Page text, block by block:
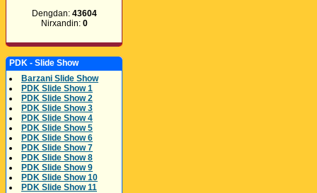
Dengdan: 43604
Nirxandin: 0
PDK - Slide Show
Barzani Slide Show
PDK Slide Show 1
PDK Slide Show 2
PDK Slide Show 3
PDK Slide Show 4
PDK Slide Show 5
PDK Slide Show 6
PDK Slide Show 7
PDK Slide Show 8
PDK Slide Show 9
PDK Slide Show 10
PDK Slide Show 11